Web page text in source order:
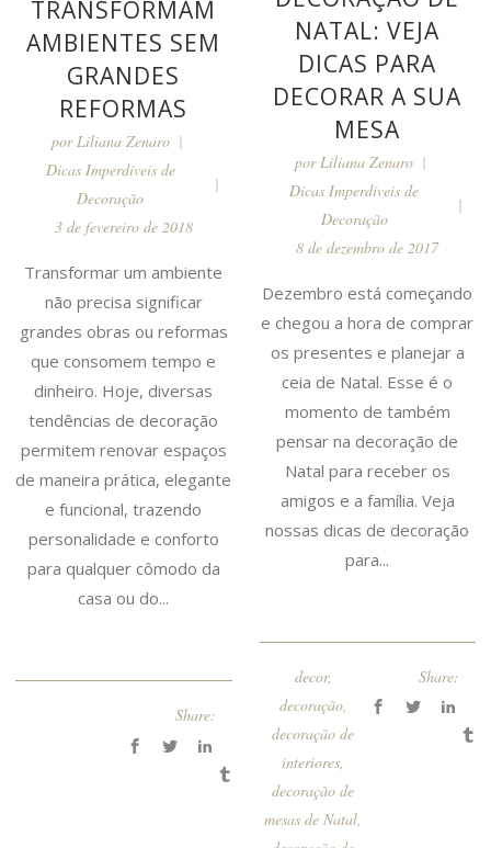
TRANSFORMAM
AMBIENTES SEM
GRANDES
REFORMAS
porLiliana Zenaro
Dicas Imperdíveis de
Decoração
3 de fevereiro de 2018
Transformar um ambiente
não precisa significar
grandes obras ou reformas
que consomem tempo e
dinheiro. Hoje, diversas
tendências de decoração
permitem renovar espaços
de maneira prática, elegante
e funcional, trazendo
personalidade e conforto
para qualquer cômodo da
casa ou do...
Share:
NATAL: VEJA
DICAS PARA
DECORAR A SUA
MESA
porLiliana Zenaro
Dicas Imperdíveis de
Decoração
8 de dezembro de 2017
Dezembro está começando
e chegou a hora de comprar
os presentes e planejar a
ceia de Natal. Esse é o
momento de também
pensar na decoração de
Natal para receber os
amigos e a família. Veja
nossas dicas de decoração
para...
decor,
decoração,
decoração de
interiores,
decoração de
mesas de Natal,
Share: